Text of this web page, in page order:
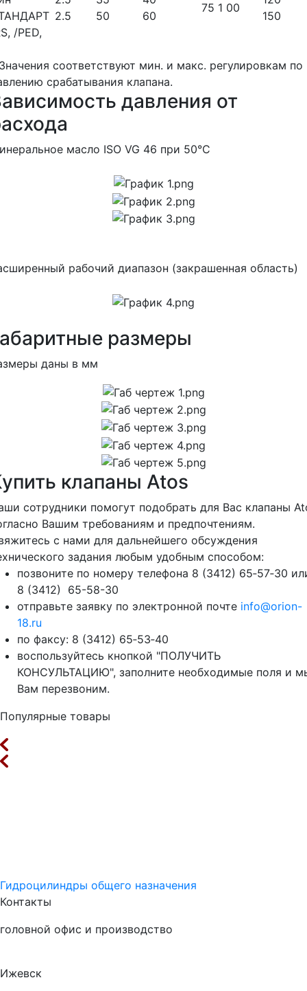
/РЕD,
2.5
50
60
75 1 00
150
соответствуют мин. и макс. регулировкам по
срабатывания клапана.
давления от
масло ISO VG 46 при 50°C
рабочий диапазон (закрашенная область)
размеры
даны в мм
клапаны Atos
сотрудники помогут подобрать для Вас клапаны
Вашим требованиям и предпочтениям.
с нами для дальнейшего обсуждения
задания любым удобным способом:
позвоните по номеру телефона 8 (3412) 65‑57‑30
8 (3412) 65-58-30
отправьте заявку по электронной почте info@orion-
18.ru
по факсу: 8 (3412) 65‑53‑40
воспользуйтесь кнопкой "ПОЛУЧИТЬ
КОНСУЛЬТАЦИЮ", заполните необходимые поля и
Вам перезвоним.
Популярные товары
Гидроцилиндры общего назначения
Контакты
головной офис и производство
Ижевск